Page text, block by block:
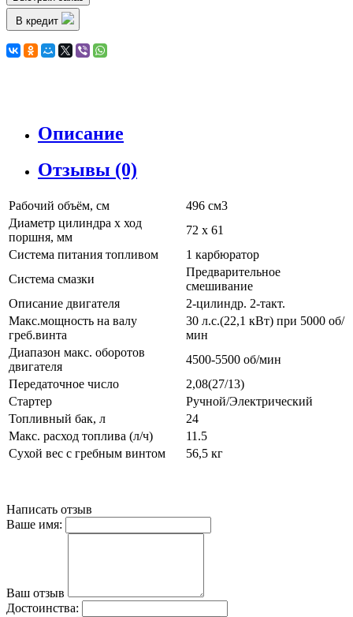
В кредит
Описание
Отзывы (0)
Рабочий объём, см
496 см3
Диаметр цилиндра х ход
поршня, мм
72 x 61
Система питания топливом
1 карбюратор
Система смазки
Предварительное
смешивание
Описание двигателя
2-цилиндр. 2-такт.
Макс.мощность на валу
греб.винта
30 л.с.(22,1 кВт) при 5000 об/
мин
Диапазон макс. оборотов
двигателя
4500-5500 об/мин
Передаточное число
2,08(27/13)
Стартер
Ручной/Электрический
Топливный бак, л
24
Макс. расход топлива (л/ч)
11.5
Сухой вес с гребным винтом
56,5 кг
Написать отзыв
Ваше имя:
Ваш отзыв
Достоинства: